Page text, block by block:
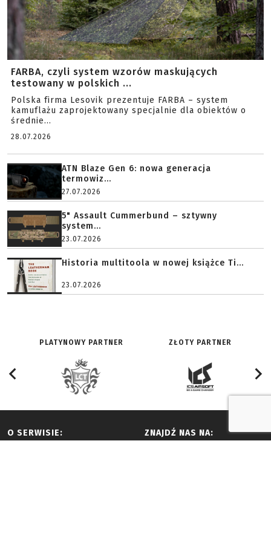
FARBA, czyli system wzorów maskujących
testowany w polskich ...
Polska firma Lesovik prezentuje FARBA – system
kamuflażu zaprojektowany specjalnie dla obiektów o
średnie...
28.07.2026
ATN Blaze Gen 6: nowa generacja
termowiz...
27.07.2026
5" Assault Cummerbund – sztywny
system...
23.07.2026
Historia multitoola w nowej książce Ti...
23.07.2026
PLATYNOWY PARTNER ZŁOTY PARTNER
O SERWISIE: ZNAJDŹ NAS NA: